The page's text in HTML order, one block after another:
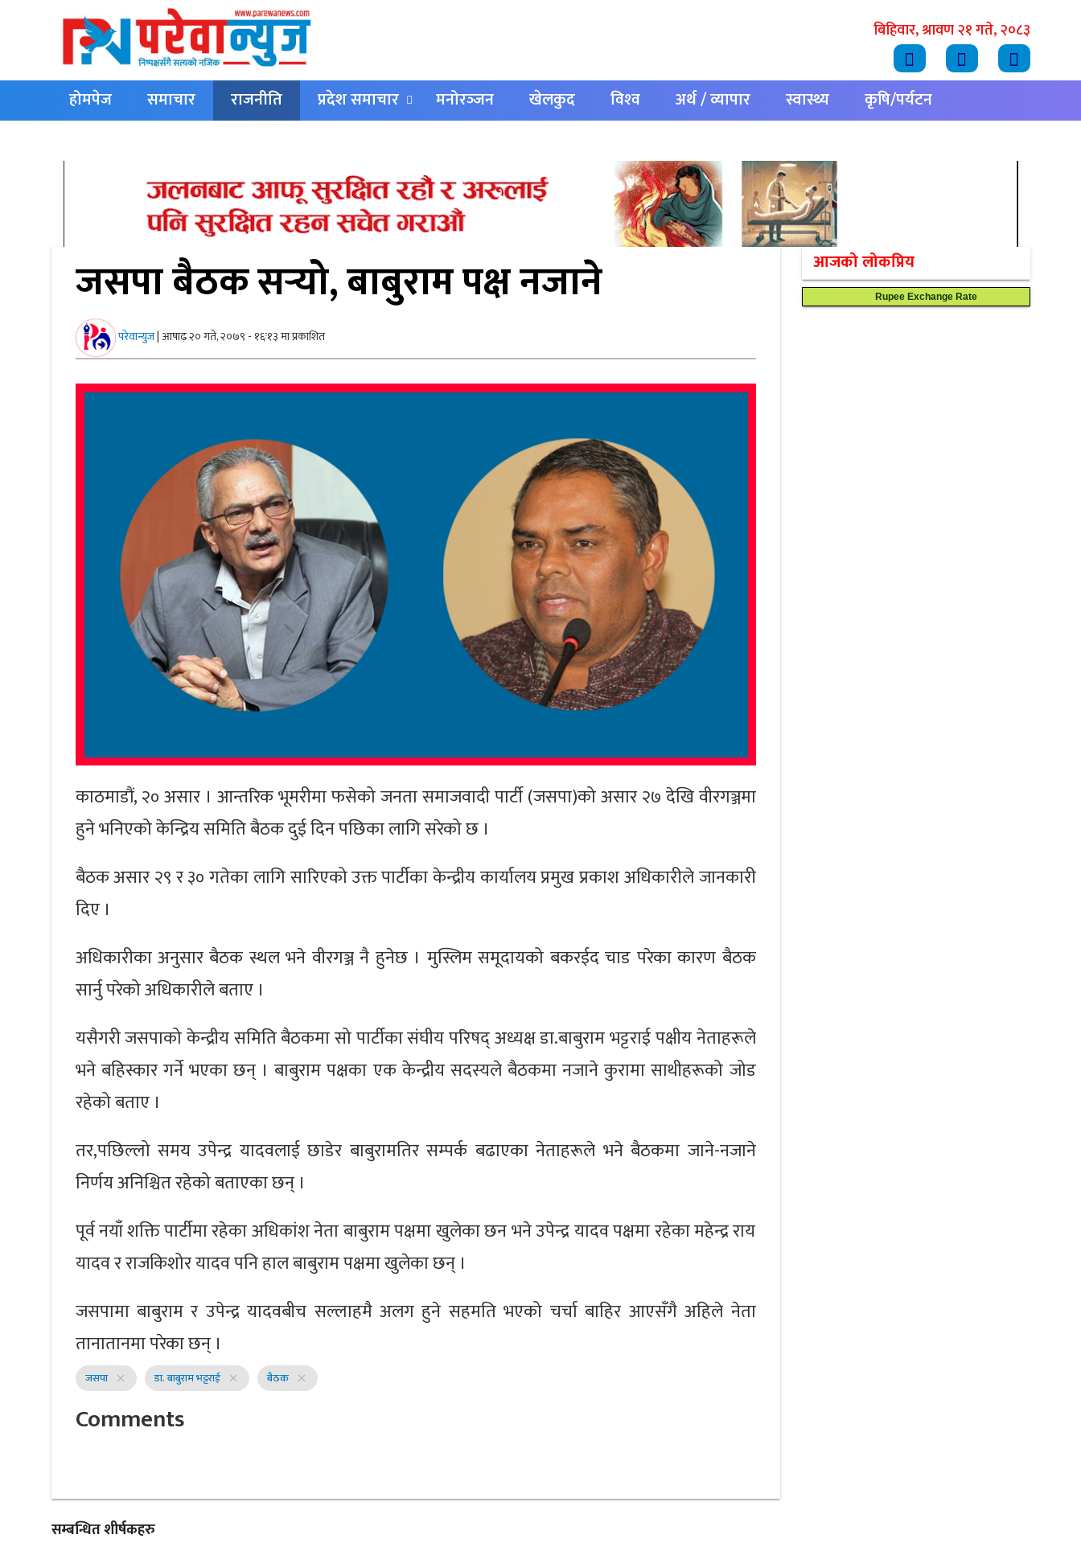
बिहिवार, श्रावण २१ गते, २०८३
होमपेज समाचार राजनीति प्रदेश समाचार मनोरञ्‍जन खेलकुद विश्‍व अर्थ / व्यापार स्वास्थ्य
कृषि/पर्यटन
जसपा बैठक सर्‍यो, बाबुराम पक्ष नजाने
परेवान्युज|आषाढ़ २० गते, २०७९ - १६ः१३ मा प्रकाशित
काठमाडौं, २० असार । आन्तरिक भूमरीमा फसेको जनता समाजवादी पार्टी (जसपा)को असार २७ देखि वीरगञ्जमा
हुने भनिएको केन्द्रिय समिति बैठक दुई दिन पछिका लागि सरेको छ ।
बैठक असार २९ र ३० गतेका लागि सारिएको उक्त पार्टीका केन्द्रीय कार्यालय प्रमुख प्रकाश अधिकारीले जानकारी
दिए ।
अधिकारीका अनुसार बैठक स्थल भने वीरगञ्ज नै हुनेछ । मुस्लिम समूदायको बकरईद चाड परेका कारण बैठक
सार्नु परेको अधिकारीले बताए ।
यसैगरी जसपाको केन्द्रीय समिति बैठकमा सो पार्टीका संघीय परिषद् अध्यक्ष डा.बाबुराम भट्टराई पक्षीय नेताहरूले
भने बहिस्कार गर्ने भएका छन् । बाबुराम पक्षका एक केन्द्रीय सदस्यले बैठकमा नजाने कुरामा साथीहरूको जोड
रहेको बताए ।
तर,पछिल्लो समय उपेन्द्र यादवलाई छाडेर बाबुरामतिर सम्पर्क बढाएका नेताहरूले भने बैठकमा जाने-नजाने
निर्णय अनिश्चित रहेको बताएका छन् ।
पूर्व नयाँ शक्ति पार्टीमा रहेका अधिकांश नेता बाबुराम पक्षमा खुलेका छन भने उपेन्द्र यादव पक्षमा रहेका महेन्द्र राय
यादव र राजकिशोर यादव पनि हाल बाबुराम पक्षमा खुलेका छन् ।
जसपामा बाबुराम र उपेन्द्र यादवबीच सल्लाहमै अलग हुने सहमति भएको चर्चा बाहिर आएसँगै अहिले नेता
तानातानमा परेका छन् ।
जसपा close डा. बाबुराम भट्टराई close बैठक close
Comments
सम्बन्धित शीर्षकहरु
आजको लोकप्रिय
Rupee Exchange Rate